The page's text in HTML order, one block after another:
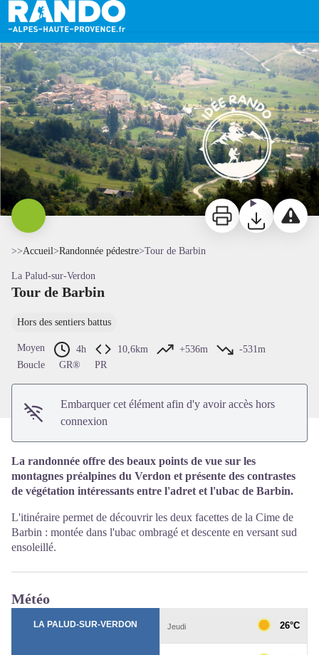
Tour de Barbin
La Palud-sur-Verdon - Verdontourisme
ImprimerTéléchargerSignaler
>>Accueil>Randonnée pédestre>Tour de Barbin
La Palud-sur-Verdon
Tour de Barbin
Hors des sentiers battus
Moyen 4h 10,6km +536m
-531m
Boucle
GR® PR
Embarquer cet élément afin d'y avoir accès hors
connexion
La randonnée offre des beaux points de vue sur les
montagnes préalpines du Verdon et présente des contrastes
de végétation intéressants entre l'adret et l'ubac de Barbin.
L'itinéraire permet de découvrir les deux facettes de la Cime de
Barbin : montée dans l'ubac ombragé et descente en versant sud
ensoleillé.
Météo